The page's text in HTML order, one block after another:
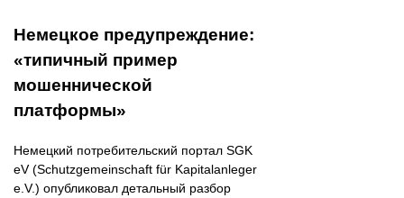
Немецкое предупреждение:
«типичный пример
мошеннической
платформы»
Немецкий потребительский портал SGK
eV (Schutzgemeinschaft für Kapitalanleger
e.V.) опубликовал детальный разбор